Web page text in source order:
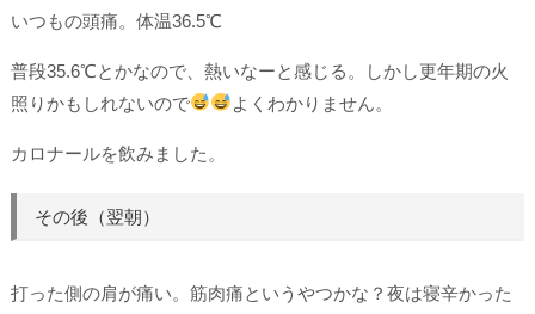
いつもの頭痛。体温36.5℃
普段35.6℃とかなので、熱いなーと感じる。しかし更年期の火
照りかもしれないので
よくわかりません。
カロナールを飲みました。
その後（翌朝）
打った側の肩が痛い。筋肉痛というやつかな？夜は寝辛かった